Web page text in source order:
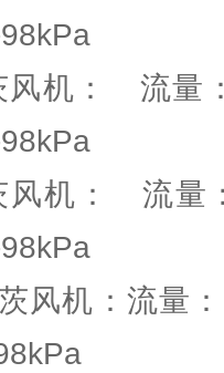
风机： 流
风机： 流量
风机：流量